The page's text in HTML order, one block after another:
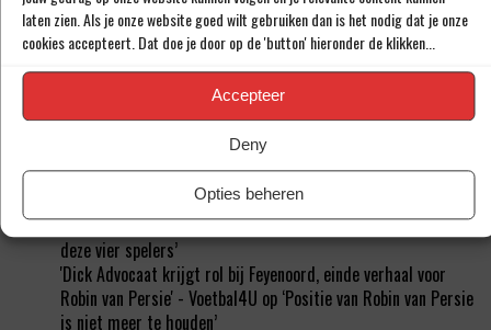
laten zien. Als je onze website goed wilt gebruiken dan is het nodig dat je onze
cookies accepteert. Dat doe je door op de 'button' hieronder de klikken...
Accepteer
Deny
Opties beheren
'Grote aankoop Raheem Sterling (31) niet langer meer in
Feyenoord-shirt' - Voetbal4Uop‘Raheem Sterling kan je
beter niet meer opstellen bij Feyenoord’
MEGASTUNT: 'Mohamed Ihattaren (23) deze zomer naar
op‘Mohamed Ihattaren deze zomer
naar Feyenoord, transfersom van onder de 3 miljoen’
'Feyenoord kan zich gaan opmaken voor zeer onrustige zomer'
- Voetbal4Uop‘Feyenoord zet deze zomer in op komst van
deze vier spelers’
'Dick Advocaat krijgt rol bij Feyenoord, einde verhaal voor
Robin van Persie' - Voetbal4U op ‘Positie van Robin van Persie
is niet meer te houden’